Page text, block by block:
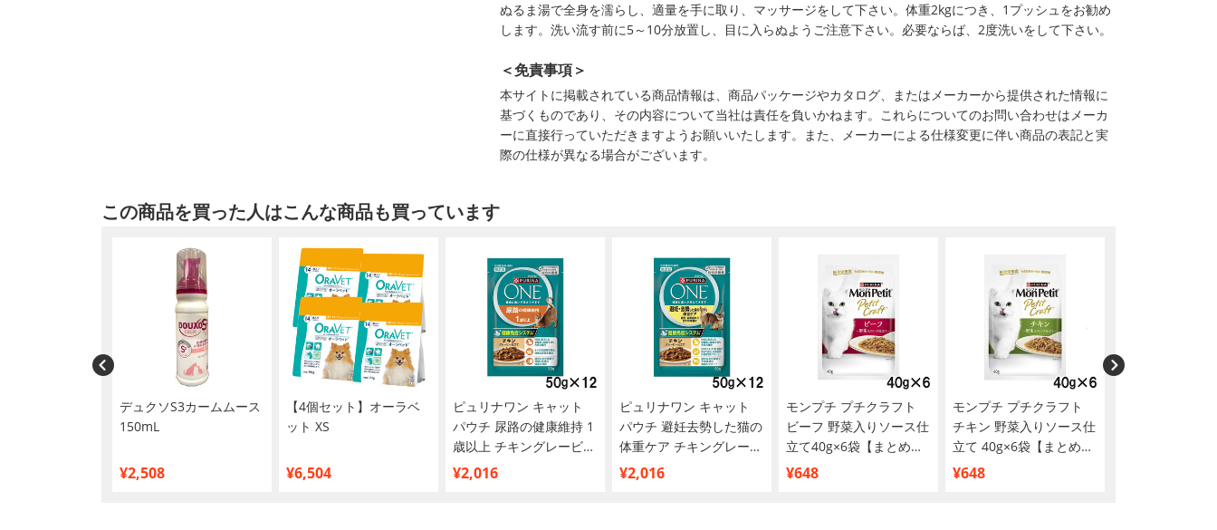
ぬるま湯で全身を濡らし、適量を手に取り、マッサージをして下さい。体重2kgにつき、1プッシュをお勧め
します。洗い流す前に5～10分放置し、目に入らぬようご注意下さい。必要ならば、2度洗いをして下さい。
＜免責事項＞
本サイトに掲載されている商品情報は、商品パッケージやカタログ、またはメーカーから提供された情報に
基づくものであり、その内容について当社は責任を負いかねます。これらについてのお問い合わせはメーカ
ーに直接行っていただきますようお願いいたします。また、メーカーによる仕様変更に伴い商品の表記と実
際の仕様が異なる場合がございます。
この商品を買った人はこんな商品も買っています
デュクソS3カームムース
150mL
¥2,508
【4個セット】オーラベ
ット XS
¥6,504
ピュリナワン キャット
パウチ 尿路の健康維持 1
歳以上 チキングレービー
仕立て 50g×12袋【まと
め買い】
¥2,016
ピュリナワン キャット
パウチ 避妊去勢した猫の
体重ケア チキングレービ
ー仕立て 50g×12袋【ま
とめ買い】
¥2,016
モンプチ プチクラフト
ビーフ 野菜入りソース仕
立て40g×6袋【まとめ買
い】
¥648
モンプチ プチクラフト
チキン 野菜入りソース仕
立て 40g×6袋【まとめ買
い】
¥648